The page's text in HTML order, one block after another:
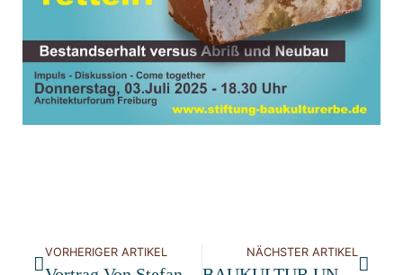
VORHERIGER ARTIKEL NÄCHSTER ARTIKEL